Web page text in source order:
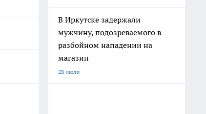
В Иркутске задержали
мужчину, подозреваемого в
разбойном нападении на
магазин
28 июля